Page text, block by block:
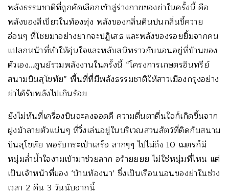
พลังธรรมชาติที่ถูกคัดเลือกเข้าสู่ร่างกายของย่าในครั้งนี้ คือ
พลังของสีเขียวในท้องทุ่ง พลังของกลิ่นดินปนกลิ่นขี้ควาย
อ่อนๆ ที่โชยมาอย่างยากจะปฏิเสธ และพลังของรอยยิ้มจากคน
แปลกหน้าที่ทำให้อุ่นใจและหลับสนิทราวกับนอนอยู่ที่บ้านของ
ตัวเอง…ศูนย์รวมพลังงานในครั้งนี้ “โครงการเกษตรอินทรีย์
สนามบินสุโขทัย” พื้นที่ที่มีพลังธรรมชาติให้สาวเมืองกรุงอย่าง
ย่าได้รับพลังไปเกินร้อย
ยังไม่ทันที่เครื่องบินจะลงจอดดี ความตื่นตาตื่นใจก็เกิดขึ้นจาก
ฝูงม้าลายตัวแน่นๆ ที่วิ่งเล่นอยู่ในบริเวณสวนสัตว์ที่ติดกับสนาม
บินสุโขทัย พอรับกระเป๋าเสร็จ ลากๆๆ ไปไม่ถึง 10 เมตรก็มี
หนุ่มล่ำน้ำใจงามเข้ามาช่วยลาก อร้ายยยย ไม่ใช่หนุ่มที่ไหน แต่
เป็นเจ้าหน้าที่ของ ‘บ้านท้องนา’ ซึ่งเป็นเรือนนอนของย่าในช่วง
เวลา 2 คืน 3 วันนับจากนี้